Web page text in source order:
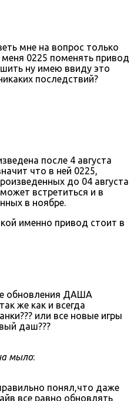
мне на вопрос только
0225 поменять привод
ну имею ввиду это
последствий?
после 4 августа
что в ней 0225,
до 04 августа
встретиться и в
в ноябре.
именно привод стоит в
обновления ДАША
же как и всегда
или все новые игры
даш???
мыло:
понял,что даже
все равно обновлять